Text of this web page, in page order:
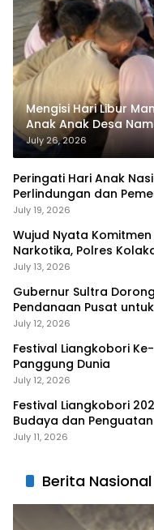
Mengisi Hari Libur
Anak Anak Desa
Bernilai Ekonomi
July 26, 2026
Peringati Hari Anak
Perlindungan dan
July 19, 2026
Wujud Nyata
Narkotika, Polres
Sabu-Sabu
July 13, 2026
Gubernur Sultra
Pendanaan Pusat
Liangkobhori
July 12, 2026
Festival Liangkobori
Panggung Dunia
July 12, 2026
Festival Liangkobori
Budaya dan
July 11, 2026
Berita Nasional